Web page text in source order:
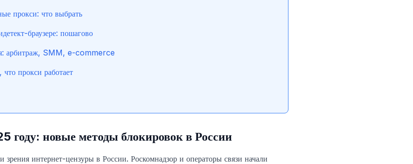
прокси: что выбрать
браузере: пошагово
арбитраж, SMM, e-commerce
прокси работает
году: новые методы блокировок в России
интернет-цензуры в России. Роскомнадзор и операторы связи начали